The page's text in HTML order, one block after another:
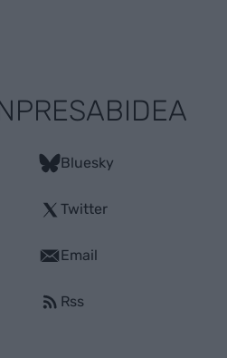
Bluesky
Twitter
Email
Rss